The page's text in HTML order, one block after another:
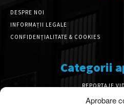
Aprobare
DESPRE NOI
INFORMAȚII LEGALE
CONFIDENȚIALITATE & COOKIES
Categorii
REPORTAJE
AMENAJĂRI